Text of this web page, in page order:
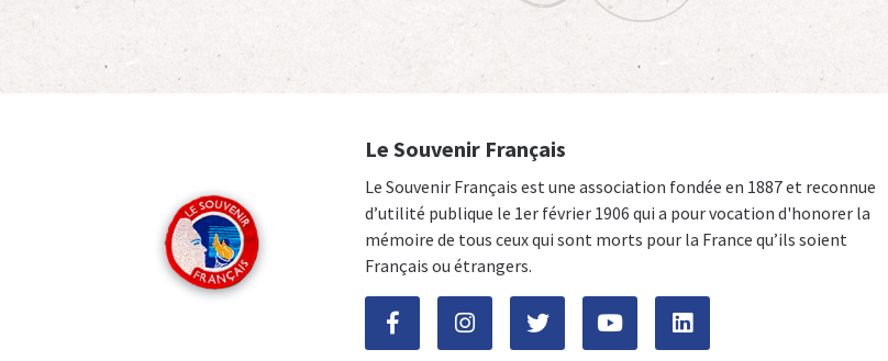
Le Souvenir Français
Le Souvenir Français est une association fondée en 1887 et reconnue
d’utilité publique le 1er février 1906 qui a pour vocation d'honorer la
mémoire de tous ceux qui sont morts pour la France qu’ils soient
Français ou étrangers.